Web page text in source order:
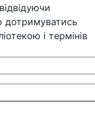
дотримуватись
і термінів